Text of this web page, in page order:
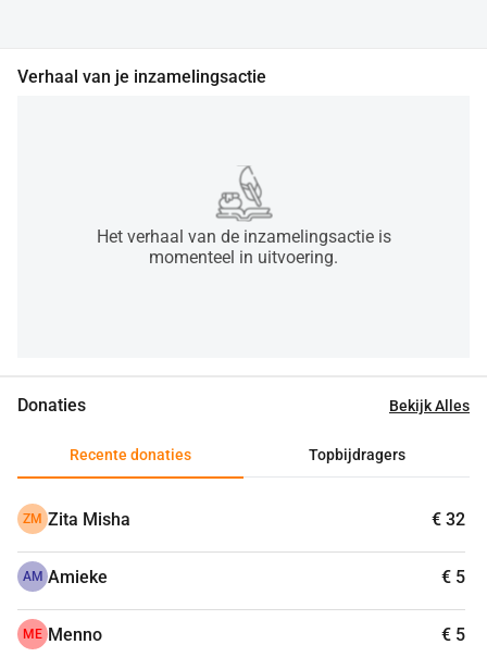
Verhaal van je inzamelingsactie
Het verhaal van de inzamelingsactie is
momenteel in uitvoering.
Donaties Bekijk Alles
Recente donaties Topbijdragers
ZM Zita Misha € 32
AM Amieke € 5
ME Menno € 5